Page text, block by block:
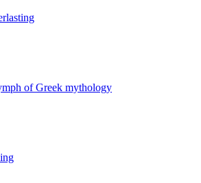
of Greek mythology